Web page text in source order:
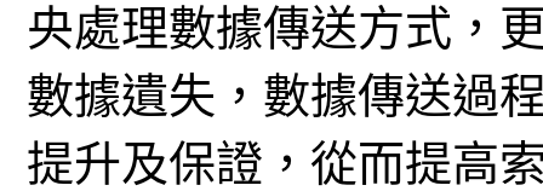
央處理數據傳送方式，
數據遺失，數據傳送過
提升及保證，從而提高